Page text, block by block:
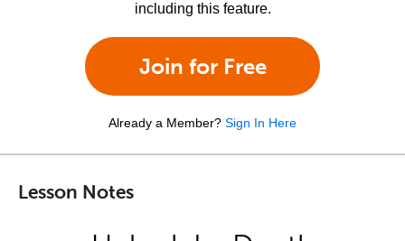
including this feature.
Join for Free
Already a Member? Sign In Here
Lesson Notes